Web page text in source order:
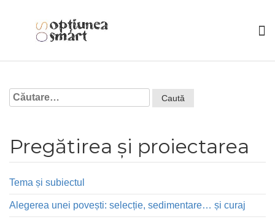
Caută
după:
Pregătirea și proiectarea
Tema și subiectul
Alegerea unei povești: selecție, sedimentare… și curaj